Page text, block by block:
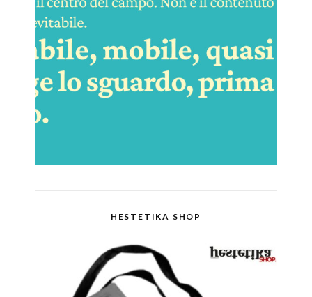
HESTETIKA SHOP